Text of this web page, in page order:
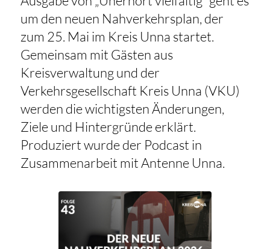
um den neuen Nahverkehrsplan, der
zum 25. Mai im Kreis Unna startet.
Gemeinsam mit Gästen aus
Kreisverwaltung und der
Verkehrsgesellschaft Kreis Unna (VKU)
werden die wichtigsten Änderungen,
Ziele und Hintergründe erklärt.
Produziert wurde der Podcast in
Zusammenarbeit mit Antenne Unna.